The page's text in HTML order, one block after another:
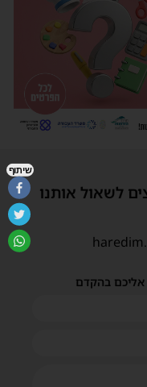
לשאול אותנו
אליכם בהקדם
שיתוף